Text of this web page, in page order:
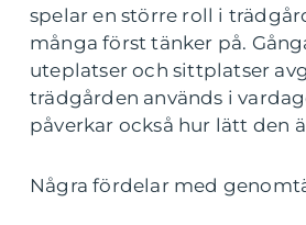
spelar en större roll i
många först tänker på.
uteplatser och sittplatser
trädgården används i
påverkar också hur lätt den
Några fördelar med